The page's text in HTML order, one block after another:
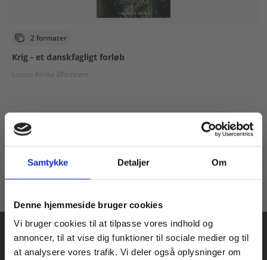
Samtykke Detaljer Om
Denne hjemmeside bruger cookies
Vi bruger cookies til at tilpasse vores indhold og
annoncer, til at vise dig funktioner til sociale medier og til
at analysere vores trafik. Vi deler også oplysninger om
2 formater
Krig - et danskfagligt forløb
Louise Klinke Øhrstrøm
Fra
79,00 KR.
Køb læremidler og find masterclasses mm.
Fortsæt som: